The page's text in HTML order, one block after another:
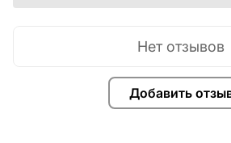
Добавить
Нет отзывов